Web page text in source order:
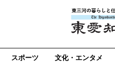
スポーツ 文化・エンタメ